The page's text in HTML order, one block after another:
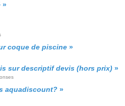
»
coque de piscine »
sur descriptif devis (hors prix) »
aquadiscount? »